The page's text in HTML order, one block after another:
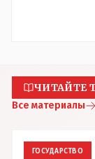
ЧИТАЙТЕ
Все материалы
ГОСУДАРСТВО